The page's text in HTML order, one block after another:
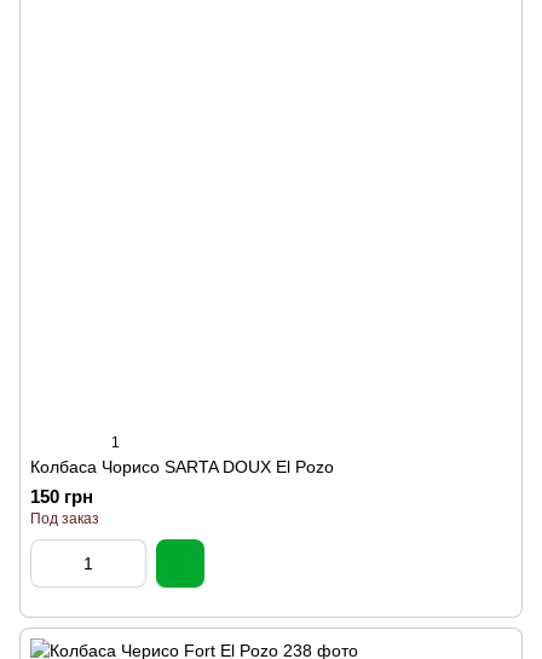
1
Колбаса Чорисо SARTA DOUX El Pozo
150 грн
Под заказ